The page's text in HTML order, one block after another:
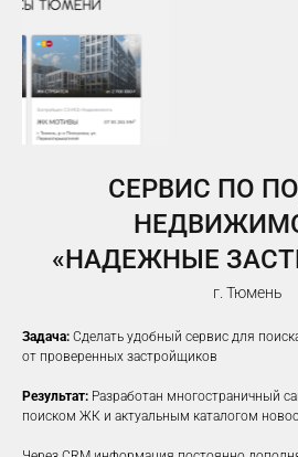
СЕРВИС ПО
«НАДЕЖНЫЕ
г. Тюмень
Задача: Сделать удобный сервис для
от проверенных застройщиков
Результат: Разработан многостраничный
поиском ЖК и актуальным каталогом